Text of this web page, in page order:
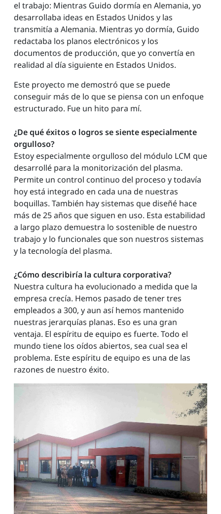
el trabajo: Mientras Guido dormía en Alemania, yo
desarrollaba ideas en Estados Unidos y las
transmitía a Alemania. Mientras yo dormía, Guido
redactaba los planos electrónicos y los
documentos de producción, que yo convertía en
realidad al día siguiente en Estados Unidos.
Este proyecto me demostró que se puede
conseguir más de lo que se piensa con un enfoque
estructurado. Fue un hito para mí.
¿De qué éxitos o logros se siente especialmente
orgulloso?
Estoy especialmente orgulloso del módulo LCM que
desarrollé para la monitorización del plasma.
Permite un control continuo del proceso y todavía
hoy está integrado en cada una de nuestras
boquillas. También hay sistemas que diseñé hace
más de 25 años que siguen en uso. Esta estabilidad
a largo plazo demuestra lo sostenible de nuestro
trabajo y lo funcionales que son nuestros sistemas
y la tecnología del plasma.
¿Cómo describiría la cultura corporativa?
Nuestra cultura ha evolucionado a medida que la
empresa crecía. Hemos pasado de tener tres
empleados a 300, y aun así hemos mantenido
nuestras jerarquías planas. Eso es una gran
ventaja. El espíritu de equipo es fuerte. Todo el
mundo tiene los oídos abiertos, sea cual sea el
problema. Este espíritu de equipo es una de las
razones de nuestro éxito.